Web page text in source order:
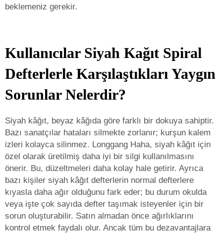
beklemeniz gerekir.
Kullanıcılar Siyah Kağıt Spiral
Defterlerle Karşılaştıkları Yaygın
Sorunlar Nelerdir?
Siyah kâğıt, beyaz kâğıda göre farklı bir dokuya sahiptir.
Bazı sanatçılar hataları silmekte zorlanır; kurşun kalem
izleri kolayca silinmez. Longgang Haha, siyah kâğıt için
özel olarak üretilmiş daha iyi bir silgi kullanılmasını
önerir. Bu, düzeltmeleri daha kolay hale getirir. Ayrıca
bazı kişiler siyah kâğıt defterlerin normal defterlere
kıyasla daha ağır olduğunu fark eder; bu durum okulda
veya işte çok sayıda defter taşımak isteyenler için bir
sorun oluşturabilir. Satın almadan önce ağırlıklarını
kontrol etmek faydalı olur. Ancak tüm bu dezavantajlara